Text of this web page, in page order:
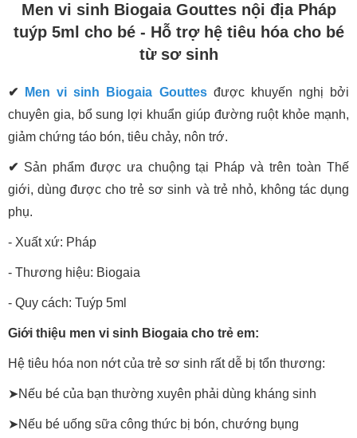
Men vi sinh Biogaia Gouttes nội địa Pháp
tuýp 5ml cho bé - Hỗ trợ hệ tiêu hóa cho bé
từ sơ sinh
✔ Men vi sinh Biogaia Gouttesđược khuyến nghị bởi
chuyên gia, bổ sung lợi khuẩn giúp đường ruột khỏe mạnh,
giảm chứng táo bón, tiêu chảy, nôn trớ.
✔ Sản phẩm được ưa chuộng tại Pháp và trên toàn Thế
giới, dùng được cho trẻ sơ sinh và trẻ nhỏ, không tác dụng
phụ.
- Xuất xứ: Pháp
- Thương hiệu: Biogaia
- Quy cách: Tuýp 5ml
Giới thiệu men vi sinh Biogaia cho trẻ em:
Hệ tiêu hóa non nớt của trẻ sơ sinh rất dễ bị tổn thương:
➤Nếu bé của bạn thường xuyên phải dùng kháng sinh
➤Nếu bé uống sữa công thức bị bón, chướng bụng